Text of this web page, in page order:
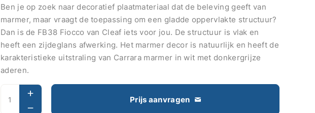
Ben je op zoek naar decoratief plaatmateriaal dat de beleving geeft van
marmer, maar vraagt de toepassing om een gladde oppervlakte structuur?
Dan is de FB38 Fiocco van Cleaf iets voor jou. De structuur is vlak en
heeft een zijdeglans afwerking. Het marmer decor is natuurlijk en heeft de
karakteristieke uitstraling van Carrara marmer in wit met donkergrijze
aderen.
Prijs aanvragen